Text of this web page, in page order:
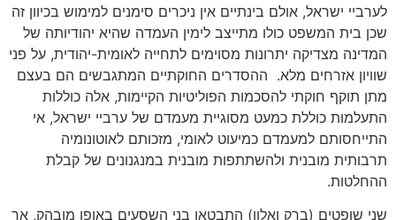
לערביי ישראל, אולם בינתיים אין ניכרים סימנים למימוש בכיוון זה
שכן בית המשפט כולו מתייצב לימין העמדה שהיא יהודיותה של
המדינה מצדיקה יתרונות מסוימים לתחייה לאומית-יהודית, על פני
שוויון אזרחים מלא. ההסדרים החוקתיים המתגבשים הם בעצם
מתן תוקף חוקתי להסכמות הפוליטיות הקיימות, אלה כוללות
התעלמות כוללת כמעט מסוגיית מעמדם של ערביי ישראל, אי
התייחסותם למעמדם כמיעוט לאומי, מזכותם לאוטונומיה
תרבותית מובנית ולהשתתפות מובנית במנגנונים של קבלת
ההחלטות.
שני שופטים (ברק ואלון) התבטאו בני השסעים באופן מובהק, אך